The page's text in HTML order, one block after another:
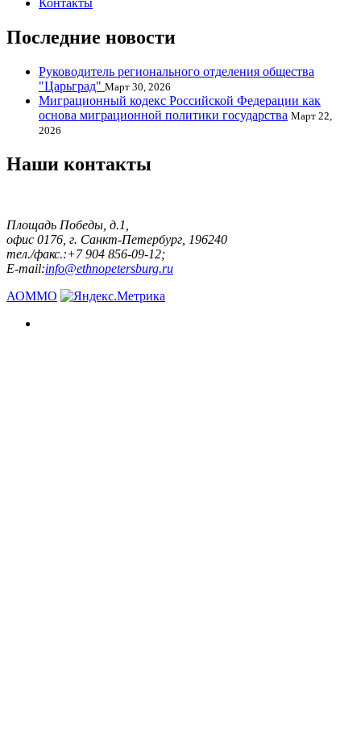
Последние новости
Руководитель регионального отделения общества
"Царьград" Март 30, 2026
Миграционный кодекс Российской Федерации как
основа миграционной политики государства Март 22,
2026
Наши контакты
Площадь Победы, д.1,
офис 0176, г. Санкт-Петербург, 196240
тел./факс.:+7 904 856-09-12;
E-mail:info@ethnopetersburg.ru
АОММО